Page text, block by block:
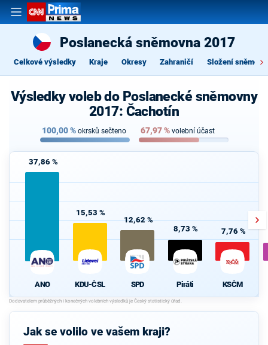
Poslanecká sněmovna 2017
Celkové výsledky Kraje Okresy Zahraničí Složení
Výsledky voleb do Poslanecké sněmovny
2017: Čachotín
100,00% okrsků sečteno 67,97% volební účast
37,86 %
ANO
15,53 %
KDU-ČSL
12,62 %
SPD
8,73 %
Piráti
7,76 %
KSČM
Jak se volilo ve vašem kraji?